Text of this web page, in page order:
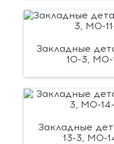
Закладные
10-3, М0-
Закладные
13-3, М0-